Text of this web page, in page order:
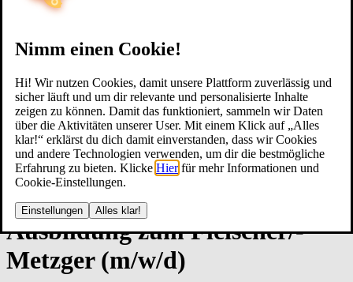
Nimm einen Cookie!
Hi! Wir nutzen Cookies, damit unsere Plattform zuverlässig und
sicher läuft und um dir relevante und personalisierte Inhalte
zeigen zu können. Damit das funktioniert, sammeln wir Daten
über die Aktivitäten unserer User. Mit einem Klick auf „Alles
klar!“ erklärst du dich damit einverstanden, dass wir Cookies
und andere Technologien verwenden, um dir die bestmögliche
Erfahrung zu bieten. Klicke Hier für mehr Informationen und
Cookie-Einstellungen.
Einstellungen Alles klar!
Aus­bil­dun­g zu­m Flei­scher/­
Metz­ger (m/w/d)